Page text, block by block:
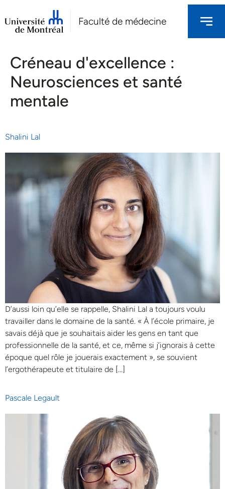
Faculté de médecine
Créneau d'excellence :
Neurosciences et santé
mentale
Shalini Lal
D’aussi loin qu’elle se rappelle, Shalini Lal a toujours voulu
travailler dans le domaine de la santé. « À l’école primaire, je
savais déjà que je souhaitais aider les gens en tant que
professionnelle de la santé, et ce, même si j’ignorais à cette
époque quel rôle je jouerais exactement », se souvient
l’ergothérapeute et titulaire de […]
Pascale Legault